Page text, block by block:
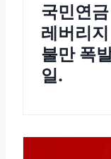
국민연
레버리
불만 폭
일.